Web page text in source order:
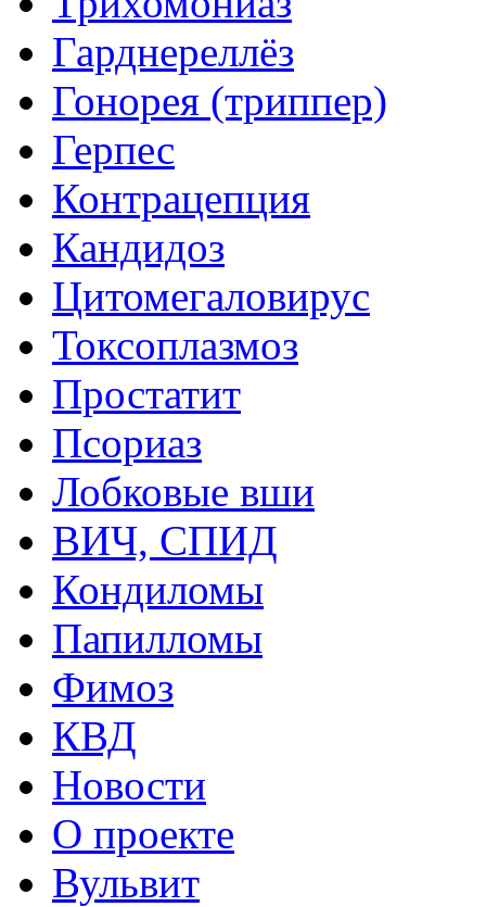
Гарднереллёз
Гонорея (триппер)
Герпес
Контрацепция
Кандидоз
Цитомегаловирус
Токсоплазмоз
Простатит
Псориаз
Лобковые вши
ВИЧ, СПИД
Кондиломы
Папилломы
Фимоз
КВД
Новости
О проекте
Вульвит